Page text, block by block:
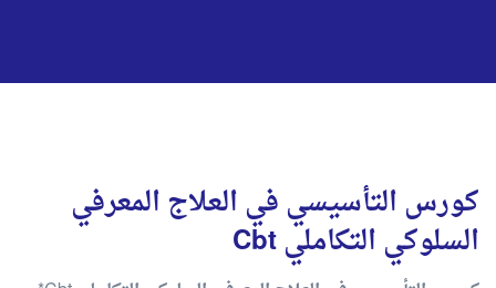
كورس التأسيسي في العلاج المعرفي
السلوكي التكاملي Cbt